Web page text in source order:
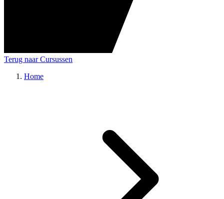
Terug naar Cursussen
Home